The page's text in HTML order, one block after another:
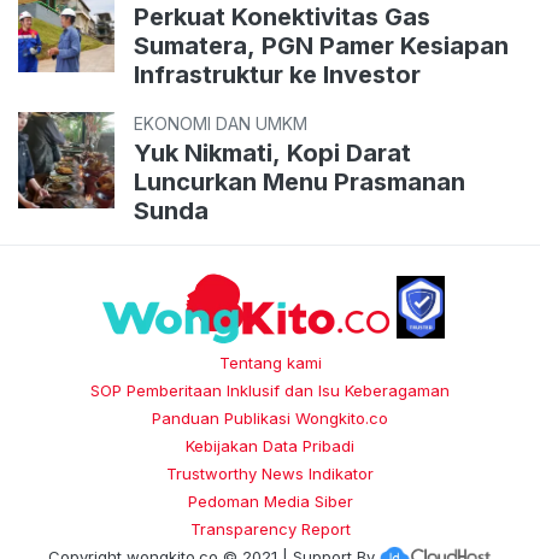
Perkuat Konektivitas Gas
Sumatera, PGN Pamer Kesiapan
Infrastruktur ke Investor
EKONOMI DAN UMKM
Yuk Nikmati, Kopi Darat
Luncurkan Menu Prasmanan
Sunda
Tentang kami
SOP Pemberitaan Inklusif dan Isu Keberagaman
Panduan Publikasi Wongkito.co
Kebijakan Data Pribadi
Trustworthy News Indikator
Pedoman Media Siber
Transparency Report